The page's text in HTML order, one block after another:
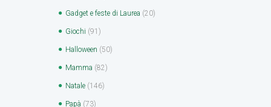
Gadget e feste di Laurea (20)
Giochi (91)
Halloween (50)
Mamma (82)
Natale (146)
Papà (73)